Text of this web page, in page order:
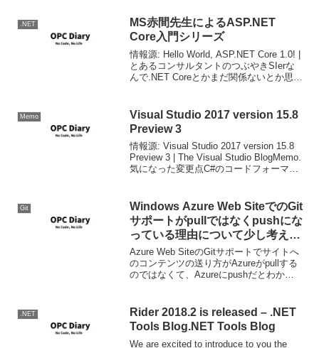
.NET
MS赤間先生によるASP.NET
Core入門シリーズ
情報源: Hello World, ASP.NET Core 1.0! |
とあるコンサルタントのつぶやきSIerな
んで.NET Coreとかまだ関係ないとか思っ
ム」は...
Memo
Visual Studio 2017 version 15.8
Preview 3
情報源: Visual Studio 2017 version 15.8
Preview 3 | The Visual Studio BlogMemo.
気になった変更点C#のコードフォーマッ
Git
Windows Azure Web SiteでのGit
サポートがpullではなくpushにな
っている理由について少し考えて
みた
Azure Web SiteのGitサポートでサイトへ
のコンテンツの送り方がAzureがpullする
のではなくて、Azureにpushだとわかっ
るコンテンツをAz...
.NET
Rider 2018.2 is released – .NET
Tools Blog.NET Tools Blog
We are excited to introduce to you the